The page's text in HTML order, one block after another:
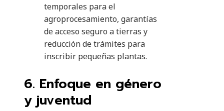
temporales para el
agroprocesamiento, garantías
de acceso seguro a tierras y
reducción de trámites para
inscribir pequeñas plantas.
6. Enfoque en género
y juventud